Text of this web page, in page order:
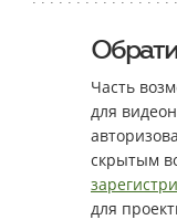
Часть
для
скрытым
для